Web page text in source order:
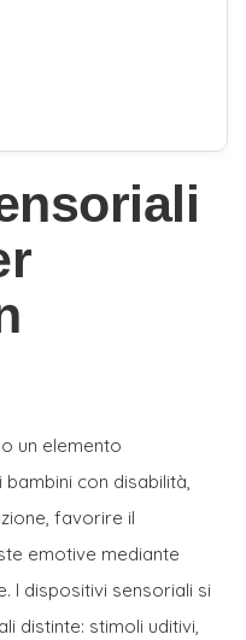
un elemento
con disabilità,
favorire il
emotive mediante
I dispositivi sensoriali si
distinte: stimoli uditivi,